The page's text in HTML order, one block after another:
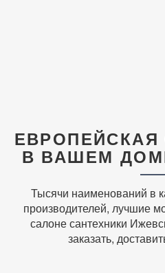
ЕВРОПЕЙСКАЯ
В ВАШЕМ
Тысячи наименований в
производителей, лучшие
салоне сантехники
заказать,